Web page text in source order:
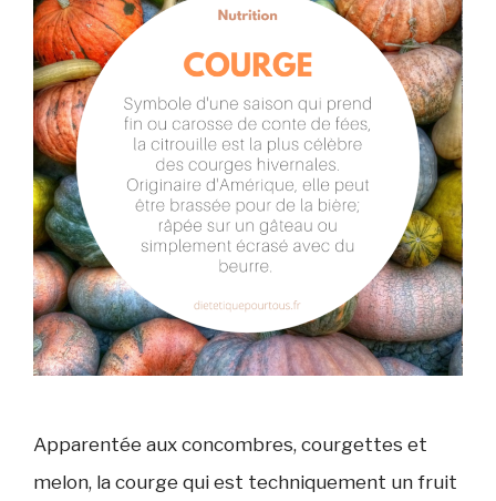
Apparentée aux concombres, courgettes et
melon, la courge qui est techniquement un fruit